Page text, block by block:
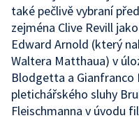
také pečlivě vybraní
zejména Clive Revill
Edward Arnold (který
Waltera Matthaua) v
Blodgetta a Gianfranco
pletichářského sluhy
Fleischmanna v úvodu